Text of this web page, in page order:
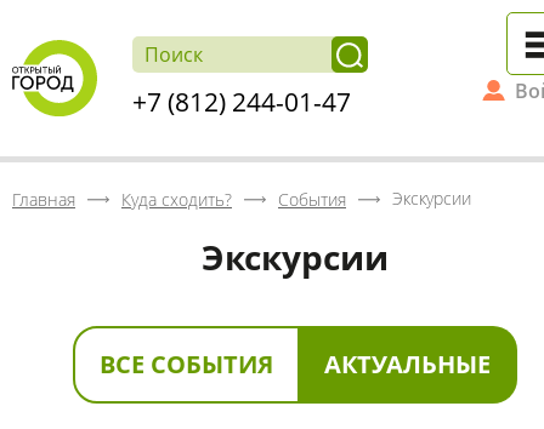
+7 (812) 244-01-47
Главная Куда сходить? События Экскурсии
Экскурсии
ВСЕ СОБЫТИЯ АКТУАЛЬНЫЕ